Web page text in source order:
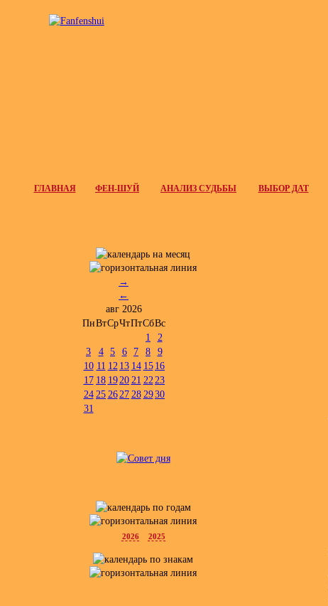
ГЛАВНАЯ ФЕН-ШУЙ АНАЛИЗ СУДЬБЫ ВЫБОР ДАТ
→
←
авг 2026
ПнВтСрЧтПтСбВс
1
2
3
4 5 6 7 8
9
10 11 12 13 14 15 16
17 18 1920 21 2223
24 25 2627 28 2930
31
2026 2025